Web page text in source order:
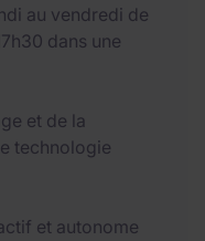
au vendredi de
dans une
et de la
technologie
et autonome